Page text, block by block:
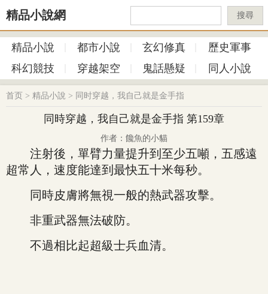
精品小說網 搜尋
精品小說 都市小說 玄幻修真
歷史軍事
科幻競技
穿越架空 鬼話懸疑 同人小說
首页 > 精品小說 > 同时穿越，我自己就是金手指
同時穿越，我自己就是金手指 第159章
作者：饞魚的小貓
注射後，單臂力量提升到至少五噸，五感遠
超常人，速度能達到最快五十米每秒。
同時皮膚將無視一般的熱武器攻擊。
非重武器無法破防。
不過相比起超級士兵血清。